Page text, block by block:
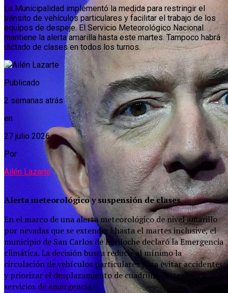
La Municipalidad implementó la medida para restringir el
tránsito de vehículos particulares y facilitar el trabajo de los
equipos de despeje. El Servicio Meteorológico Nacional
mantiene la alerta amarilla hasta este martes. Tampoco habrá
dictado de clases en todos los turnos.
Publicado
2 semanas atrás
en
27 julio 2026
Por
Ailén Lazarte
Alerta meteorológico y suspensión de clases
En el marco de una alerta meteorológico de nivel amarillo
por nevadas que se extenderá hasta el martes inclusive, el
municipio de San Carlos de Bariloche declaró la Emergencia
climática. La decisión busca reducir al mínimo la
circulación de vehículos particulares para evitar accidentes
y priorizar el desplazamiento de cuadrillas de trabajo y
servicios de emergencia.